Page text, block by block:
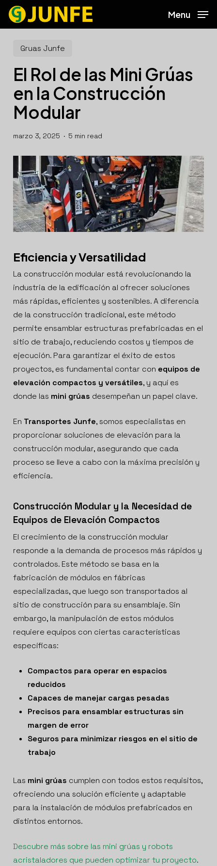
Skip
content
Menu
Gruas Junfe
El Rol de las Mini Grúas
en la Construcción
Modular
marzo 3, 2025 5 min read
Eficiencia y Versatilidad
La construcción modular está revolucionando la
industria de la edificación al ofrecer soluciones
más rápidas, eficientes y sostenibles. A diferencia
de la construcción tradicional, este método
permite ensamblar estructuras prefabricadas en el
sitio de trabajo, reduciendo costos y tiempos de
ejecución. Para garantizar el éxito de estos
proyectos, es fundamental contar con equipos de
elevación compactos y versátiles, y aquí es
donde las mini grúas desempeñan un papel clave.
En Transportes Junfe, somos especialistas en
proporcionar soluciones de elevación para la
construcción modular, asegurando que cada
proceso se lleve a cabo con la máxima precisión y
eficiencia.
Construcción Modular y la Necesidad de
Equipos de Elevación Compactos
El crecimiento de la construcción modular
responde a la demanda de procesos más rápidos y
controlados. Este método se basa en la
fabricación de módulos en fábricas
especializadas, que luego son transportados al
sitio de construcción para su ensamblaje. Sin
embargo, la manipulación de estos módulos
requiere equipos con ciertas características
específicas:
Compactos para operar en espacios
reducidos
Capaces de manejar cargas pesadas
Precisos para ensamblar estructuras sin
margen de error
Seguros para minimizar riesgos en el sitio de
trabajo
Las mini grúas cumplen con todos estos requisitos,
ofreciendo una solución eficiente y adaptable
para la instalación de módulos prefabricados en
distintos entornos.
Descubre más sobre las mini grúas y robots
acristaladores que pueden optimizar tu proyecto.